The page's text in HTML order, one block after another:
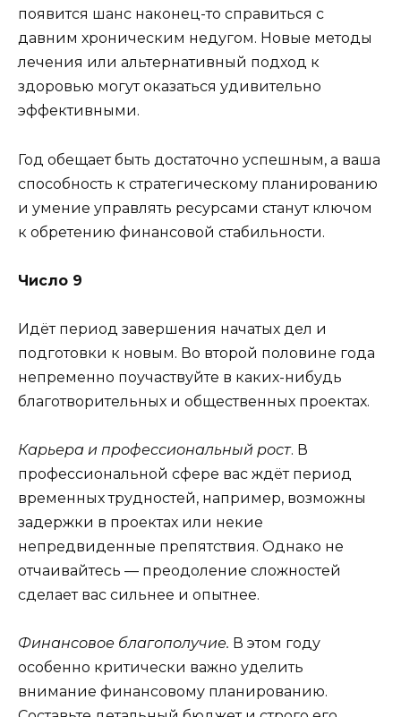
появится шанс наконец-то справиться с
давним хроническим недугом. Новые методы
лечения или альтернативный подход к
здоровью могут оказаться удивительно
эффективными.
Год обещает быть достаточно успешным, а ваша
способность к стратегическому планированию
и умение управлять ресурсами станут ключом
к обретению финансовой стабильности.
Число 9
Идёт период завершения начатых дел и
подготовки к новым. Во второй половине года
непременно поучаствуйте в каких-нибудь
благотворительных и общественных проектах.
Карьера и профессиональный рост. В
профессиональной сфере вас ждёт период
временных трудностей, например, возможны
задержки в проектах или некие
непредвиденные препятствия. Однако не
отчаивайтесь — преодоление сложностей
сделает вас сильнее и опытнее.
Финансовое благополучие. В этом году
особенно критически важно уделить
внимание финансовому планированию.